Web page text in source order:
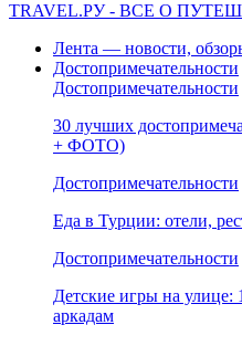
TRAVEL.РУ - ВСЕ О
Лента — новости,
Достопримечательности
Достопримечательности
30 лучших
+ ФОТО)
Достопримечательности
Еда в Турции: отели,
Достопримечательности
Детские игры на улице:
аркадам